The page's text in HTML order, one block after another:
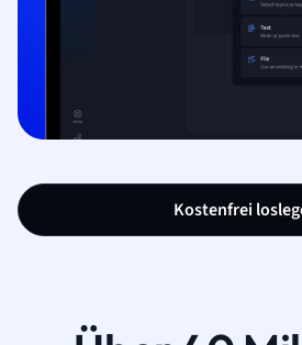
Kostenfrei